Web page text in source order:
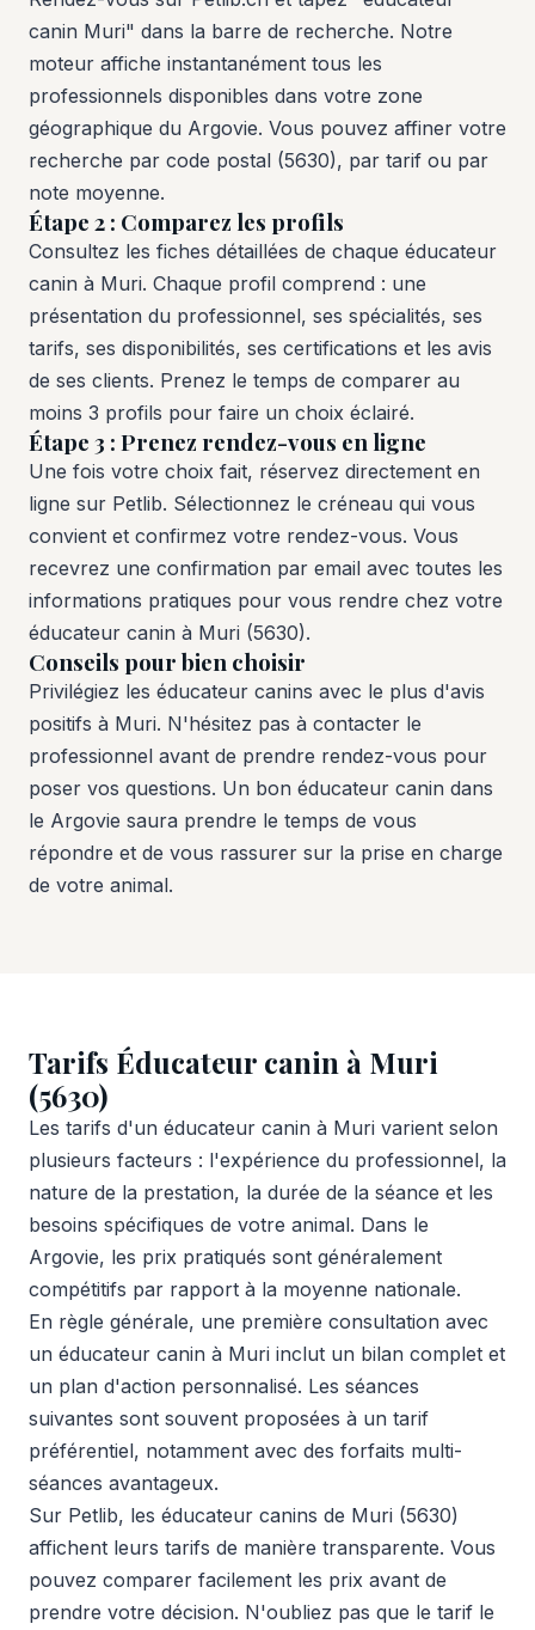
canin Muri" dans la barre de recherche. Notre
moteur affiche instantanément tous les
professionnels disponibles dans votre zone
géographique du Argovie. Vous pouvez affiner votre
recherche par code postal (5630), par tarif ou par
note moyenne.
Étape 2 : Comparez les profils
Consultez les fiches détaillées de chaque éducateur
canin à Muri. Chaque profil comprend : une
présentation du professionnel, ses spécialités, ses
tarifs, ses disponibilités, ses certifications et les avis
de ses clients. Prenez le temps de comparer au
moins 3 profils pour faire un choix éclairé.
Étape 3 : Prenez rendez-vous en ligne
Une fois votre choix fait, réservez directement en
ligne sur Petlib. Sélectionnez le créneau qui vous
convient et confirmez votre rendez-vous. Vous
recevrez une confirmation par email avec toutes les
informations pratiques pour vous rendre chez votre
éducateur canin à Muri (5630).
Conseils pour bien choisir
Privilégiez les éducateur canins avec le plus d'avis
positifs à Muri. N'hésitez pas à contacter le
professionnel avant de prendre rendez-vous pour
poser vos questions. Un bon éducateur canin dans
le Argovie saura prendre le temps de vous
répondre et de vous rassurer sur la prise en charge
de votre animal.
Tarifs Éducateur canin à Muri
(5630)
Les tarifs d'un éducateur canin à Muri varient selon
plusieurs facteurs : l'expérience du professionnel, la
nature de la prestation, la durée de la séance et les
besoins spécifiques de votre animal. Dans le
Argovie, les prix pratiqués sont généralement
compétitifs par rapport à la moyenne nationale.
En règle générale, une première consultation avec
un éducateur canin à Muri inclut un bilan complet et
un plan d'action personnalisé. Les séances
suivantes sont souvent proposées à un tarif
préférentiel, notamment avec des forfaits multi-
séances avantageux.
Sur Petlib, les éducateur canins de Muri (5630)
affichent leurs tarifs de manière transparente. Vous
pouvez comparer facilement les prix avant de
prendre votre décision. N'oubliez pas que le tarif le